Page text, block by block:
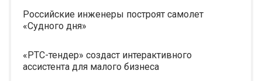
Российские инженеры построят самолет
«Судного дня»
«РТС-тендер» создаст интерактивного
ассистента для малого бизнеса